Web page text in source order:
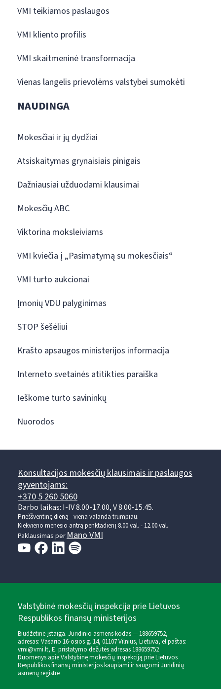
VMI teikiamos paslaugos
VMI kliento profilis
VMI skaitmeninė transformacija
Vienas langelis prievolėms valstybei sumokėti
NAUDINGA
Mokesčiai ir jų dydžiai
Atsiskaitymas grynaisiais pinigais
Dažniausiai užduodami klausimai
Mokesčių ABC
Viktorina moksleiviams
VMI kviečia į „Pasimatymą su mokesčiais“
VMI turto aukcionai
Įmonių VDU palyginimas
STOP šešėliui
Krašto apsaugos ministerijos informacija
Interneto svetainės atitikties paraiška
Ieškome turto savininkų
Nuorodos
Konsultacijos mokesčių klausimais ir paslaugos
gyventojams:
+370 5 260 5060
Darbo laikas: I-IV 8.00-17.00, V 8.00-15.45.
Prieššventinę dieną - viena valanda trumpiau.
Kiekvieno mėnesio antrą penktadienį 8.00 val. - 12.00 val.
Paklausimas perMano VMI
Valstybinė mokesčių inspekcija prie Lietuvos
Respublikos finansų ministerijos
Biudžetinė įstaiga. Juridinio asmens kodas — 188659752,
adresas: Vasario 16-osios g. 14, 01107 Vilnius, Lietuva, el.paštas:
vmi@vmi.lt, E. pristatymo dėžutės adresas 188659752
Duomenys apie Valstybinę mokesčių inspekciją prie Lietuvos
Respublikos finansų ministerijos kaupiami ir saugomi Juridinių
asmenų registre